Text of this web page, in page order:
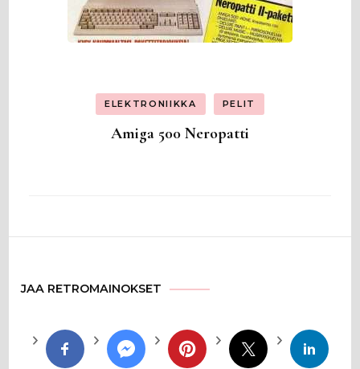
ELEKTRONIIKKA PELIT
Amiga 500 Neropatti
JAA RETROMAINOKSET